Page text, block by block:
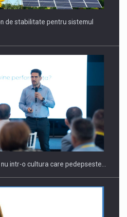
de stabilitate pentru sistemul
nu intr-o cultura care pedepseste…